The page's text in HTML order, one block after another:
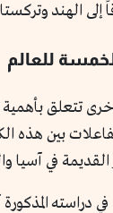
إلى الهند
للعالم
تتعلق بأهمية
بين هذه
في آسيا